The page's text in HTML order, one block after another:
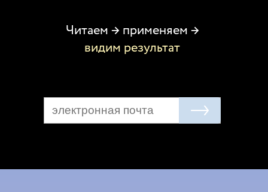
Читаем → применяем →
видим результат